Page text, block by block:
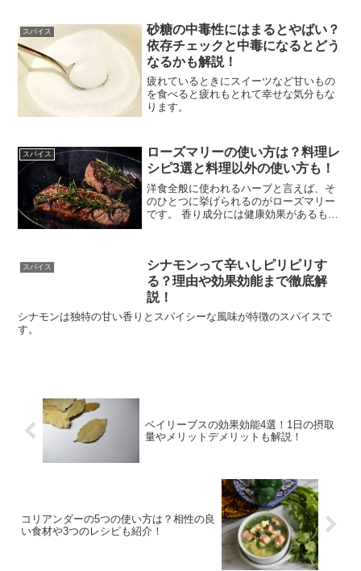
躍できます。 今回は、
スパイス
砂糖の中毒性にはまるとやばい？
依存チェックと中毒になるとどう
なるかも解説！
疲れているときにスイーツなど甘いもの
を食べると疲れもとれて幸せな気分もな
ります。
スパイス
ローズマリーの使い方は？料理レ
シピ3選と料理以外の使い方も！
洋食全般に使われるハーブと言えば、そ
のひとつに挙げられるのがローズマリー
です。 香り成分には健康効果があるもの
か、料理以外に使い道
スパイス
シナモンって辛いしピリピリす
る？理由や効果効能まで徹底解
説！
シナモンは独特の甘い香りとスパイシーな風味が特徴のスパイスで
す。
ベイリーブスの効果効能4選！1日の摂取
量やメリットデメリットも解説！
コリアンダーの5つの使い方は？相性の良
い食材や3つのレシピも紹介！